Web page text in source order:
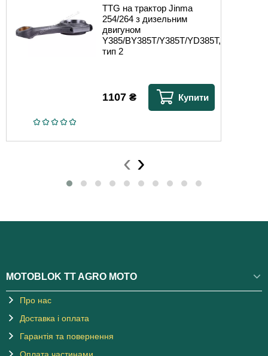
TTG на трактор Jinma
254/264 з дизельним
двигуном
Y385/BY385T/Y385T/YD385T,
тип 2
1107 ₴ Купити
‹ ›
MOTOBLOK TT AGRO MOTO
Про нас
Доставка і оплата
Гарантія та повернення